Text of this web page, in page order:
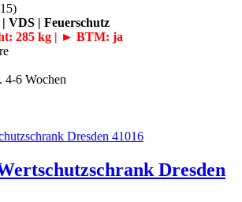
)
VDS | Feuerschutz
285 kg | ► BTM: ja
4-6 Wochen
Dresden